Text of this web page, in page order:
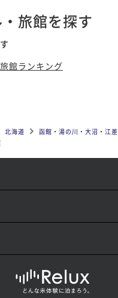
旅館を探す
館ランキング
北海道
函館・湯の川・大沼・江差